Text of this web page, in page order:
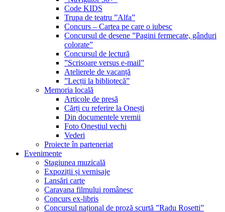
Code KIDS
Trupa de teatru ”Alfa”
Concurs – Cartea pe care o iubesc
Concursul de desene ”Pagini fermecate, gânduri
colorate”
Concursul de lectură
”Scrisoare versus e-mail”
Atelierele de vacanță
”Lecții la bibliotecă”
Memoria locală
Articole de presă
Cărți cu referire la Onești
Din documentele vremii
Foto Oneștiul vechi
Vederi
Proiecte în parteneriat
Evenimente
Stagiunea muzicală
Expoziții și vernisaje
Lansări carte
Caravana filmului românesc
Concurs ex-libris
Concursul național de proză scurtă ”Radu Rosetti”